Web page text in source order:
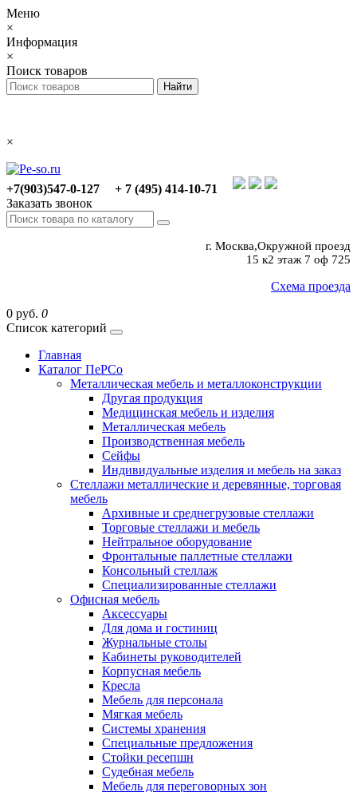
Меню
×
Информация
×
Поиск товаров
×
+7(903)547-0-127
+ 7 (495) 414-10-71
Заказать звонок
г. Москва,Окружной проезд
15 к2 этаж 7 оф 725
Схема проезда
0 руб. 0
Список категорий
Главная
Каталог ПеРСо
Металлическая мебель и металлоконструкции
Другая продукция
Медицинская мебель и изделия
Металлическая мебель
Производственная мебель
Сейфы
Индивидуальные изделия и мебель на заказ
Стеллажи металлические и деревянные, торговая
мебель
Архивные и среднегрузовые стеллажи
Торговые стеллажи и мебель
Нейтральное оборудование
Фронтальные паллетные стеллажи
Консольный стеллаж
Специализированные стеллажи
Офисная мебель
Аксессуары
Для дома и гостиниц
Журнальные столы
Кабинеты руководителей
Корпусная мебель
Кресла
Мебель для персонала
Мягкая мебель
Системы хранения
Специальные предложения
Стойки ресепшн
Судебная мебель
Мебель для переговорных зон